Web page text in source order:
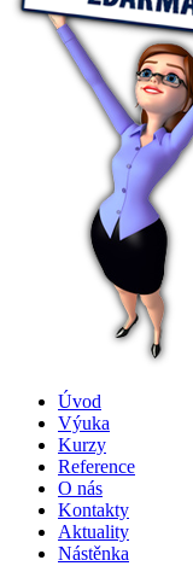
Úvod
Výuka
Kurzy
Reference
O nás
Kontakty
Aktuality
Nástěnka